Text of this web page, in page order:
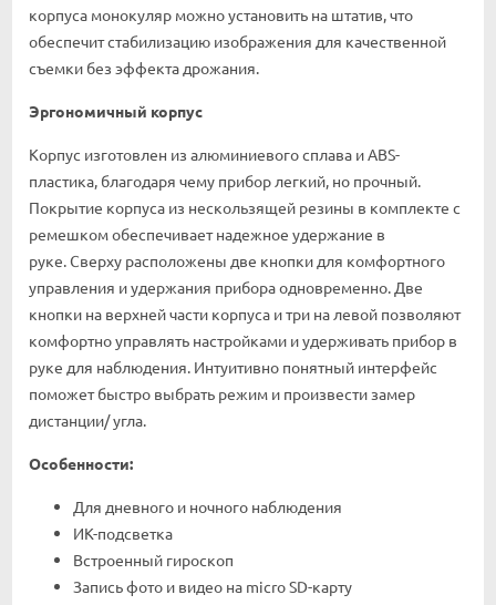
корпуса монокуляр можно установить на штатив, что
обеспечит стабилизацию изображения для качественной
съемки без эффекта дрожания.
Эргономичный корпус
Корпус изготовлен из алюминиевого сплава и ABS-
пластика, благодаря чему прибор легкий, но прочный.
Покрытие корпуса из нескользящей резины в комплекте с
ремешком обеспечивает надежное удержание в
руке. Сверху расположены две кнопки для комфортного
управления и удержания прибора одновременно. Две
кнопки на верхней части корпуса и три на левой позволяют
комфортно управлять настройками и удерживать прибор в
руке для наблюдения. Интуитивно понятный интерфейс
поможет быстро выбрать режим и произвести замер
дистанции/ угла.
Особенности:
Для дневного и ночного наблюдения
ИК-подсветка
Встроенный гироскоп
Запись фото и видео на micro SD-карту